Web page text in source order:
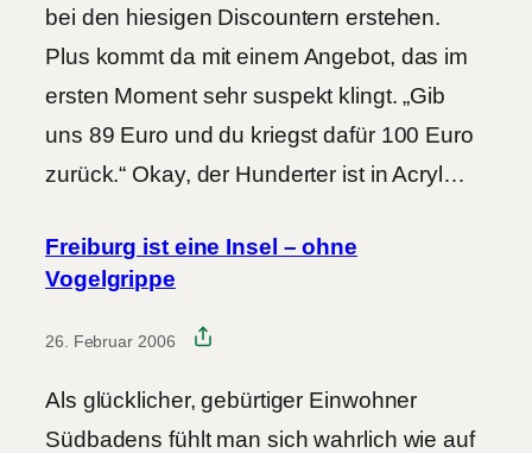
bei den hiesigen Discountern erstehen.
Plus kommt da mit einem Angebot, das im
ersten Moment sehr suspekt klingt. „Gib
uns 89 Euro und du kriegst dafür 100 Euro
zurück.“ Okay, der Hunderter ist in Acryl…
Freiburg ist eine Insel – ohne
Vogelgrippe
26. Februar 2006
Als glücklicher, gebürtiger Einwohner
Südbadens fühlt man sich wahrlich wie auf